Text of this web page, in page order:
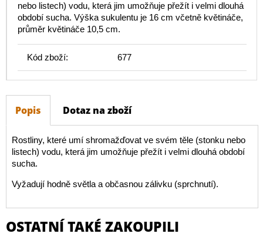
nebo listech) vodu, která jim umožňuje přežít i velmi dlouhá
období sucha. Výška sukulentu je 16 cm včetně květináče,
průměr květináče 10,5 cm.
Kód zboží: 677
Popis Dotaz na zboží
Rostliny, které umí shromažďovat ve svém těle (stonku nebo
listech) vodu, která jim umožňuje přežít i velmi dlouhá období
sucha.
Vyžadují hodně světla a občasnou zálivku (sprchnutí).
OSTATNÍ TAKÉ ZAKOUPILI